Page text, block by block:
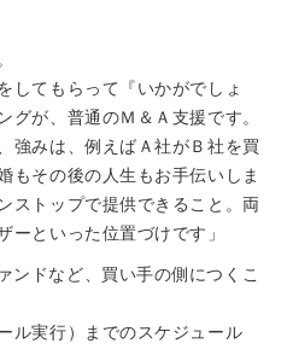
してもらって『いかがでしょ
グが、普通のＭ＆Ａ支援です。
強みは、例えばＡ社がＢ社を買
もその後の人生もお手伝いしま
ストップで提供できること。両
ーといった位置づけです」
ンドなど、買い手の側につくこ
ル実行）までのスケジュール